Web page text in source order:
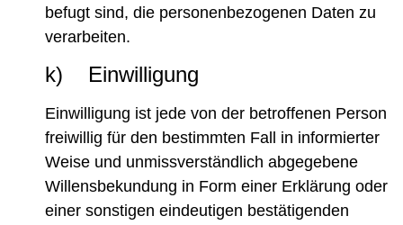
befugt sind, die personenbezogenen Daten zu
verarbeiten.
k) Einwilligung
Einwilligung ist jede von der betroffenen Person
freiwillig für den bestimmten Fall in informierter
Weise und unmissverständlich abgegebene
Willensbekundung in Form einer Erklärung oder
einer sonstigen eindeutigen bestätigenden